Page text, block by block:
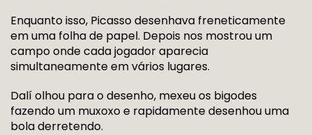
Enquanto isso, Picasso desenhava freneticamente
em uma folha de papel. Depois nos mostrou um
campo onde cada jogador aparecia
simultaneamente em vários lugares.
Dalí olhou para o desenho, mexeu os bigodes
fazendo um muxoxo e rapidamente desenhou uma
bola derretendo.